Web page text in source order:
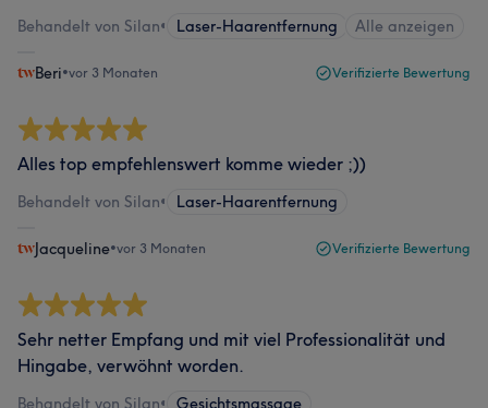
Behandelt von Silan• Laser-Haarentfernung Alle anzeigen
Beri•vor 3 Monaten Verifizierte Bewertung
Alles top empfehlenswert komme wieder ;))
Behandelt von Silan• Laser-Haarentfernung
Jacqueline•vor 3 Monaten Verifizierte Bewertung
Sehr netter Empfang und mit viel Professionalität und
Hingabe, verwöhnt worden.
Behandelt von Silan• Gesichtsmassage